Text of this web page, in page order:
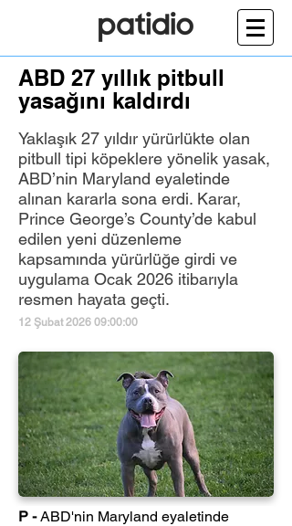
ABD 27 yıllık pitbull
yasağını kaldırdı
Yaklaşık 27 yıldır yürürlükte olan
pitbull tipi köpeklere yönelik yasak,
ABD’nin Maryland eyaletinde
alınan kararla sona erdi. Karar,
Prince George’s County’de kabul
edilen yeni düzenleme
kapsamında yürürlüğe girdi ve
uygulama Ocak 2026 itibarıyla
resmen hayata geçti.
12 Şubat 2026 09:00:00
P - ABD'nin Maryland eyaletinde